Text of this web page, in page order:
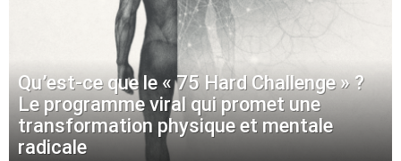
Qu’est-ce que le « 75 Hard Challenge » ?
Le programme viral qui promet une
transformation physique et mentale
radicale